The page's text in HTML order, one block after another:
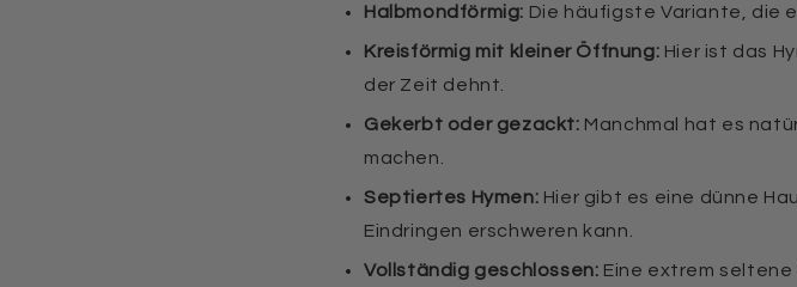
Halbmondförmig: Die häufigste Variante, die
Kreisförmig mit kleiner Öffnung: Hier ist das
der Zeit dehnt.
Gekerbt oder gezackt: Manchmal hat es
machen.
Septiertes Hymen: Hier gibt es eine dünne
Eindringen erschweren kann.
Vollständig geschlossen: Eine extrem